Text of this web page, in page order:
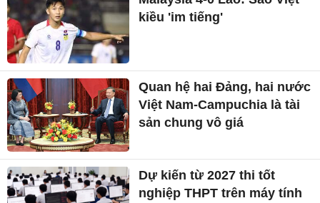
kiều 'im tiếng'
Quan hệ hai Đảng, hai nước
Việt Nam-Campuchia là tài
sản chung vô giá ​
Dự kiến từ 2027 thi tốt
nghiệp THPT trên máy tính